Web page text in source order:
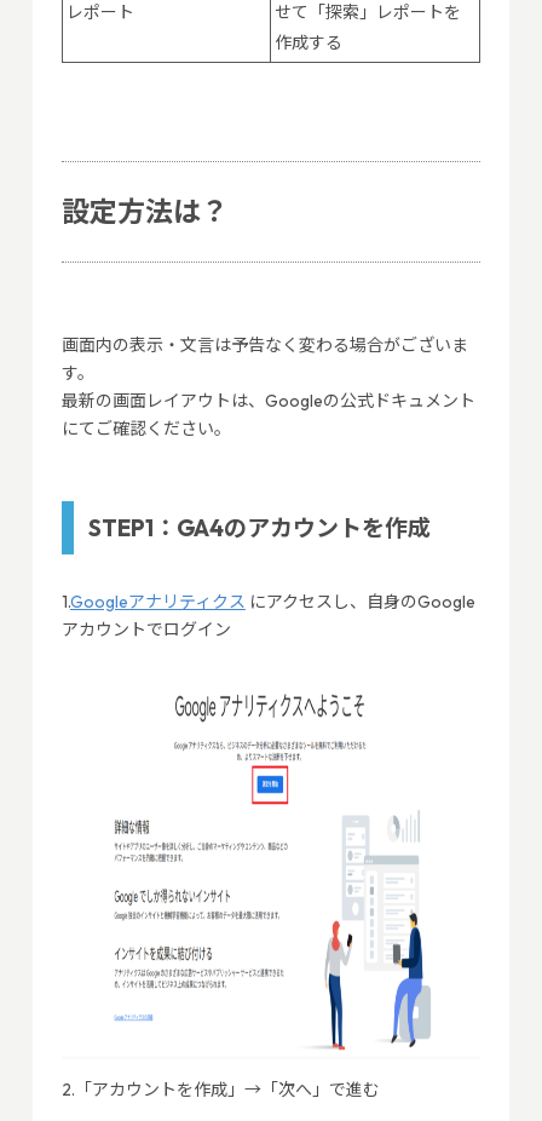
レポート
せて「探索」レポートを
作成する
設定方法は？
画面内の表示・文言は予告なく変わる場合がございま
す。
最新の画面レイアウトは、Googleの公式ドキュメント
にてご確認ください。
STEP1：GA4のアカウントを作成
1.Googleアナリティクス にアクセスし、自身のGoogle
アカウントでログイン
2.「アカウントを作成」→「次へ」で進む